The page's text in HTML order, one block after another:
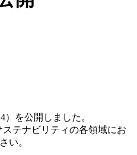
を公開しました。
ステナビリティの各領域にお
い。